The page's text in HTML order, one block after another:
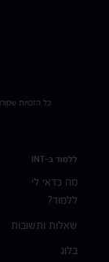
ללמוד ב-INT
מה כדאי לי
ללמוד?
שאלות ותשובות
בלוג
כל הזכויות